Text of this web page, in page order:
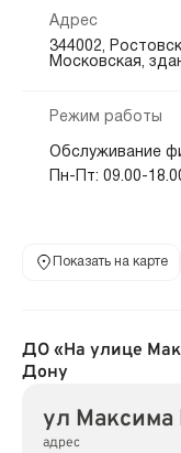
Адрес
344002,
Московская,
Режим работы
Обслуживание
Пн-Пт: 09.00-
Показать на карте
ДО «На улице
Дону
ул Максима
адрес